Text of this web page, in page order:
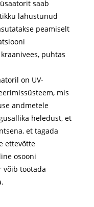
saab
lahustunud
peamiselt
puhtas
on UV-
mis
andmetele
heledust, et
et tagada
ettevõtte
osooni
võib töötada